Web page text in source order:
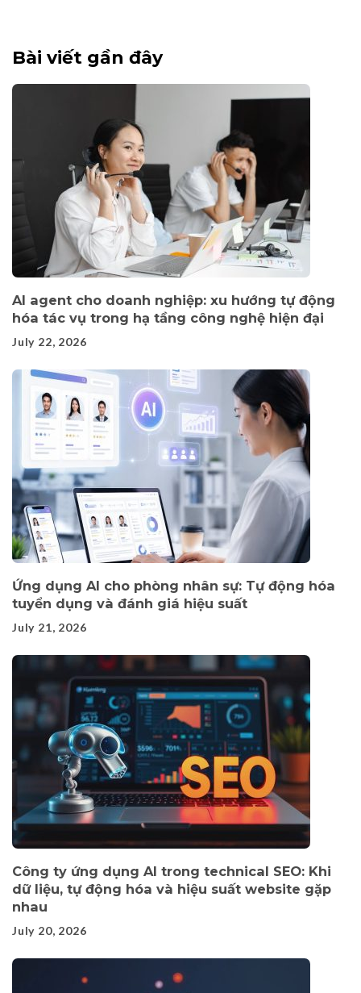
Bài viết gần đây
AI agent cho doanh nghiệp: xu hướng tự động
hóa tác vụ trong hạ tầng công nghệ hiện đại
July 22, 2026
Ứng dụng AI cho phòng nhân sự: Tự động hóa
tuyển dụng và đánh giá hiệu suất
July 21, 2026
Công ty ứng dụng AI trong technical SEO: Khi
dữ liệu, tự động hóa và hiệu suất website gặp
nhau
July 20, 2026